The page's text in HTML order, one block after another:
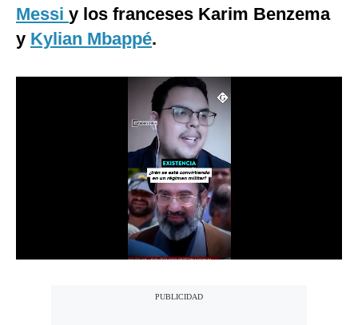
Internacional
Tecnología
Videos
Messi y los franceses Karim Benzema
y Kylian Mbappé.